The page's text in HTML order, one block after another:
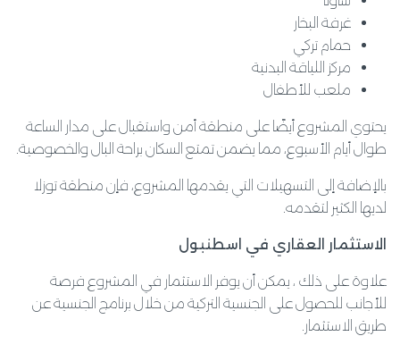
غرفة البخار
حمام تركي
مركز اللياقة البدنية
ملعب للأطفال
يحتوي المشروع أيضًا على منطقة أمن واستقبال على مدار الساعة
طوال أيام الأسبوع، مما يضمن تمتع السكان براحة البال والخصوصية.
بالإضافة إلى التسهيلات التي يقدمها المشروع، فإن منطقة توزلا
لديها الكثير لتقدمه.
الاستثمار العقاري في اسطنبول
علاوة على ذلك ، يمكن أن يوفر الاستثمار في المشروع فرصة
للأجانب للحصول على الجنسية التركية من خلال برنامج الجنسية عن
طريق الاستثمار.